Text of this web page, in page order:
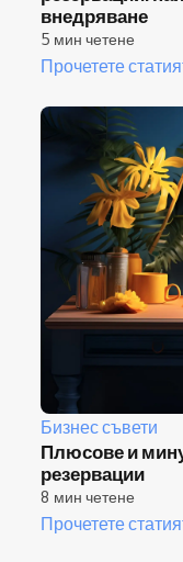
внедряване
5 мин четене
Прочетете
Бизнес съвети
Плюсове и
резервации
8 мин четене
Прочетете